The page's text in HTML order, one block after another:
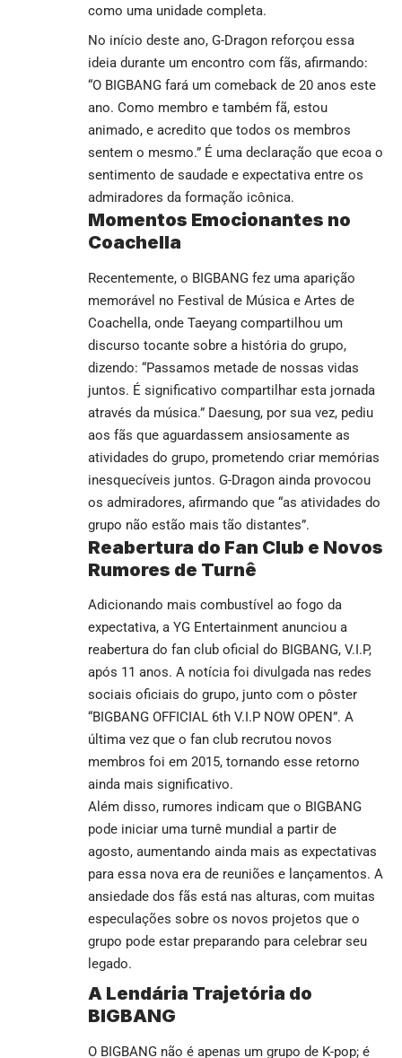
como uma unidade completa.
No início deste ano, G-Dragon reforçou essa
ideia durante um encontro com fãs, afirmando:
“O BIGBANG fará um comeback de 20 anos este
ano. Como membro e também fã, estou
animado, e acredito que todos os membros
sentem o mesmo.” É uma declaração que ecoa o
sentimento de saudade e expectativa entre os
admiradores da formação icônica.
Momentos Emocionantes no
Coachella
Recentemente, o BIGBANG fez uma aparição
memorável no Festival de Música e Artes de
Coachella, onde Taeyang compartilhou um
discurso tocante sobre a história do grupo,
dizendo: “Passamos metade de nossas vidas
juntos. É significativo compartilhar esta jornada
através da música.” Daesung, por sua vez, pediu
aos fãs que aguardassem ansiosamente as
atividades do grupo, prometendo criar memórias
inesquecíveis juntos. G-Dragon ainda provocou
os admiradores, afirmando que “as atividades do
grupo não estão mais tão distantes”.
Reabertura do Fan Club e Novos
Rumores de Turnê
Adicionando mais combustível ao fogo da
expectativa, a YG Entertainment anunciou a
reabertura do fan club oficial do BIGBANG, V.I.P,
após 11 anos. A notícia foi divulgada nas redes
sociais oficiais do grupo, junto com o pôster
“BIGBANG OFFICIAL 6th V.I.P NOW OPEN”. A
última vez que o fan club recrutou novos
membros foi em 2015, tornando esse retorno
ainda mais significativo.
Além disso, rumores indicam que o BIGBANG
pode iniciar uma turnê mundial a partir de
agosto, aumentando ainda mais as expectativas
para essa nova era de reuniões e lançamentos. A
ansiedade dos fãs está nas alturas, com muitas
especulações sobre os novos projetos que o
grupo pode estar preparando para celebrar seu
legado.
A Lendária Trajetória do
BIGBANG
O BIGBANG não é apenas um grupo de K-pop; é